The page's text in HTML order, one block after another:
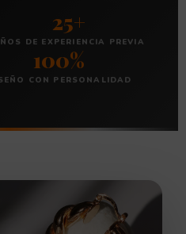
25+
DE EXPERIENCIA PREVIA
100%
CON PERSONALIDAD